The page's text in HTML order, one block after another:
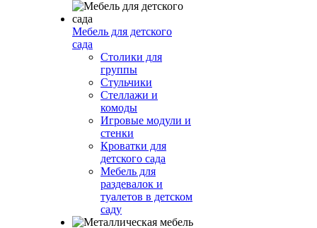
Мебель для детского
сада
Столики для
группы
Стульчики
Стеллажи и
комоды
Игровые модули и
стенки
Кроватки для
детского сада
Мебель для
раздевалок и
туалетов в детском
саду